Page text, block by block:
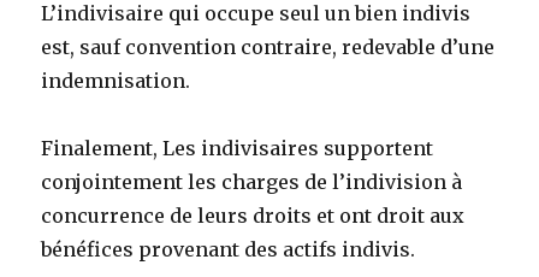
L’indivisaire qui occupe seul un bien indivis
est, sauf convention contraire, redevable d’une
indemnisation.
Finalement, Les indivisaires supportent
conjointement les charges de l’indivision à
concurrence de leurs droits et ont droit aux
bénéfices provenant des actifs indivis.